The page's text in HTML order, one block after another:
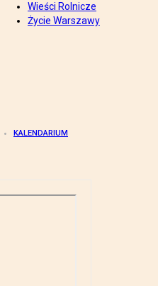
Wieści Rolnicze
Życie Warszawy
KALENDARIUM